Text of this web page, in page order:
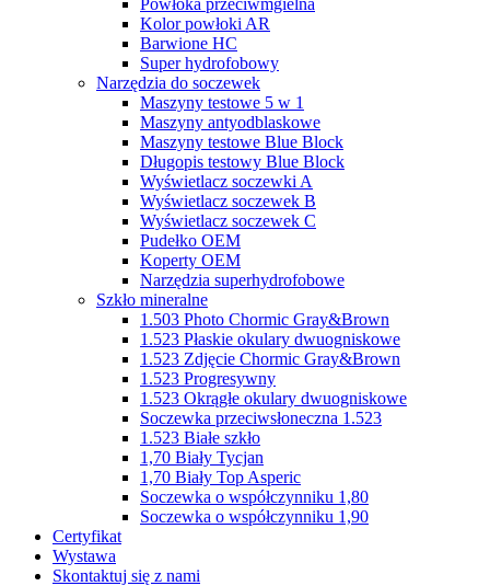
Powłoka przeciwmgielna
Kolor powłoki AR
Barwione HC
Super hydrofobowy
Narzędzia do soczewek
Maszyny testowe 5 w 1
Maszyny antyodblaskowe
Maszyny testowe Blue Block
Długopis testowy Blue Block
Wyświetlacz soczewki A
Wyświetlacz soczewek B
Wyświetlacz soczewek C
Pudełko OEM
Koperty OEM
Narzędzia superhydrofobowe
Szkło mineralne
1.503 Photo Chormic Gray&Brown
1.523 Płaskie okulary dwuogniskowe
1.523 Zdjęcie Chormic Gray&Brown
1.523 Progresywny
1.523 Okrągłe okulary dwuogniskowe
Soczewka przeciwsłoneczna 1.523
1.523 Białe szkło
1,70 Biały Tycjan
1,70 Biały Top Asperic
Soczewka o współczynniku 1,80
Soczewka o współczynniku 1,90
Certyfikat
Wystawa
Skontaktuj się z nami